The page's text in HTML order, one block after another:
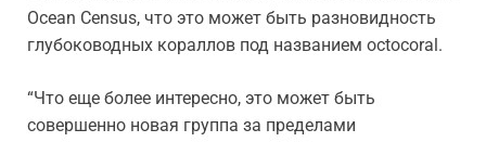
Ocean Census, что это может быть разновидность
глубоководных кораллов под названием octocoral.
“Что еще более интересно, это может быть
совершенно новая группа за пределами